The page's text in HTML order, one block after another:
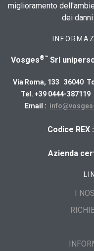
miglioramento
dei
Vosges®™ Srl
Via Roma, 133 36040
Tel. +39 0444-
Email :
​Codice REX
Azienda
I